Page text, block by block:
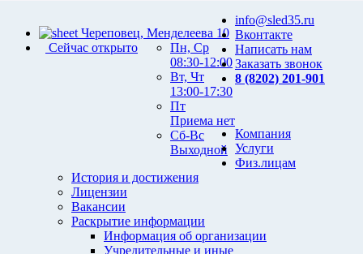
Череповец, Менделеева 10
Сейчас открыто
Пн, Ср
08:30-12:00
Вт, Чт
13:00-17:30
Пт
Приема нет
Сб-Вс
Выходной
info@sled35.ru
Вконтакте
Написать нам
Заказать звонок
8 (8202) 201-901
Компания
История и достижения
Лицензии
Вакансии
Раскрытие информации
Информация об организации
Учредительные и иные
Услуги
Физ.лицам